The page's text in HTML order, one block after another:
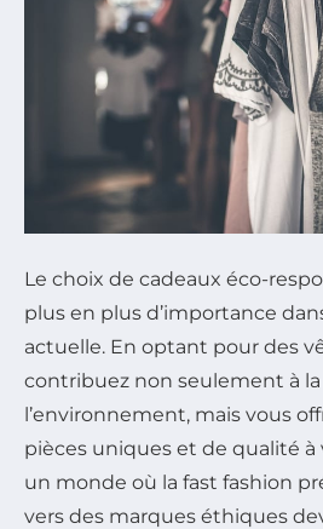
Le choix de cadeaux éco-
plus en plus d’importance
actuelle. En optant pour des
contribuez non seulement à
l’environnement, mais vous
pièces uniques et de qualité à
un monde où la fast fashion
vers des marques éthiques